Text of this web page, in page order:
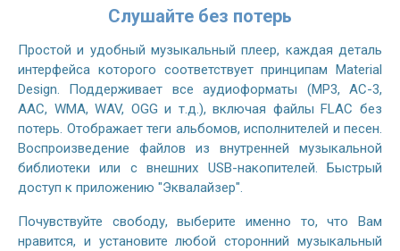
Слушайте без потерь
Простой и удобный музыкальный плеер, каждая деталь
интерфейса которого соответствует принципам Material
Design. Поддерживает все аудиоформаты (MP3, AC-3,
AAC, WMA, WAV, OGG и т.д.), включая файлы FLAC без
потерь. Отображает теги альбомов, исполнителей и песен.
Воспроизведение файлов из внутренней музыкальной
библиотеки или с внешних USB-накопителей. Быстрый
доступ к приложению "Эквалайзер".
Почувствуйте свободу, выберите именно то, что Вам
нравится, и установите любой сторонний музыкальный